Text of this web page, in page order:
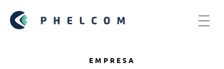
EMPRESA